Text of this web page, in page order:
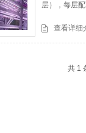
层），每层
查看详细
共 1